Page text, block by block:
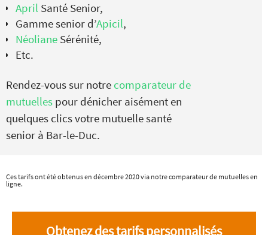
April Santé Senior,
Gamme senior d’Apicil,
Néoliane Sérénité,
Etc.
Rendez-vous sur notre comparateur de
mutuelles pour dénicher aisément en
quelques clics votre mutuelle santé
senior à Bar-le-Duc.
Ces tarifs ont été obtenus en décembre 2020 via notre comparateur de mutuelles en
ligne.
Obtenez des tarifs personnalisés